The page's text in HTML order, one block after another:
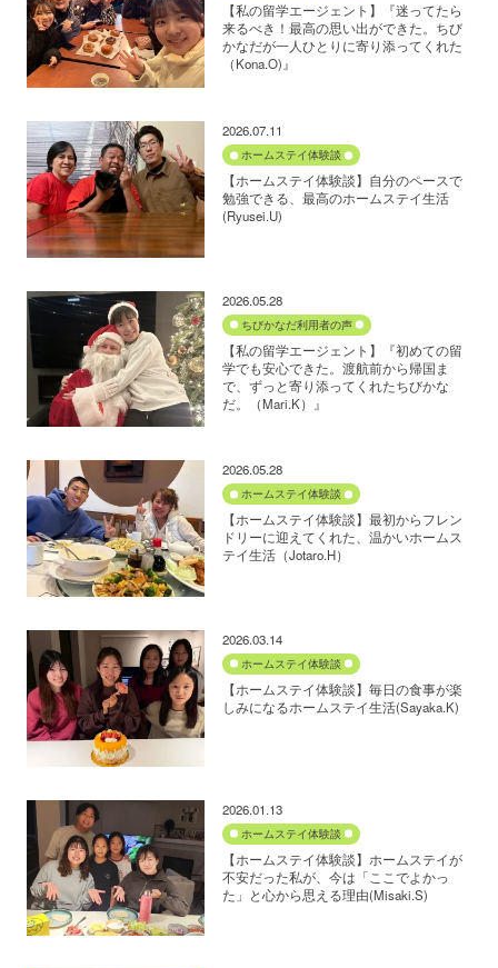
【私の留学エージェント】『迷ってたら
来るべき！最高の思い出ができた。ちび
かなだが一人ひとりに寄り添ってくれた
（Kona.O)』
2026.07.11
ホームステイ体験談
【ホームステイ体験談】自分のペースで
勉強できる、最高のホームステイ生活
(Ryusei.U)
2026.05.28
ちびかなだ利用者の声
【私の留学エージェント】『初めての留
学でも安心できた。渡航前から帰国ま
で、ずっと寄り添ってくれたちびかな
だ。（Mari.K）』
2026.05.28
ホームステイ体験談
【ホームステイ体験談】最初からフレン
ドリーに迎えてくれた、温かいホームス
テイ生活（Jotaro.H）
2026.03.14
ホームステイ体験談
【ホームステイ体験談】毎日の食事が楽
しみになるホームステイ生活(Sayaka.K)
2026.01.13
ホームステイ体験談
【ホームステイ体験談】ホームステイが
不安だった私が、今は「ここでよかっ
た」と心から思える理由(Misaki.S)